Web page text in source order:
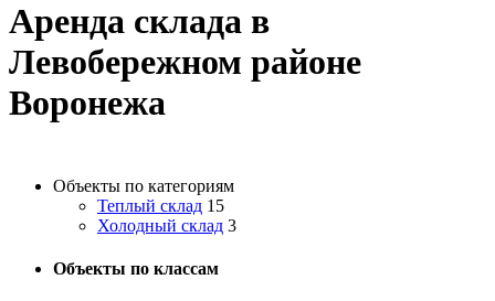
Аренда склада в
Левобережном районе
Воронежа
Объекты по категориям
Теплый склад 15
Холодный склад 3
Объекты по классам